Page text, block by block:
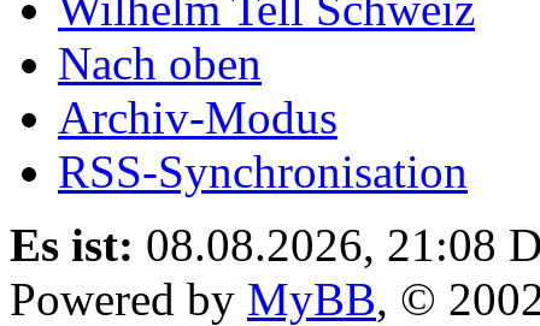
Nach oben
Archiv-Modus
RSS-Synchronisation
Es ist: 08.08.2026, 21:08
Powered by MyBB, ©